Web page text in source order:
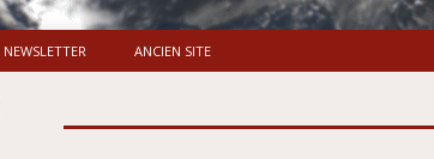
NEWSLETTER ANCIEN SITE